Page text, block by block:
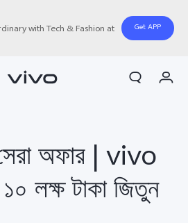
with Tech & Fashion at
Get APP
অফার | vivo
লক্ষ টাকা জিতুন